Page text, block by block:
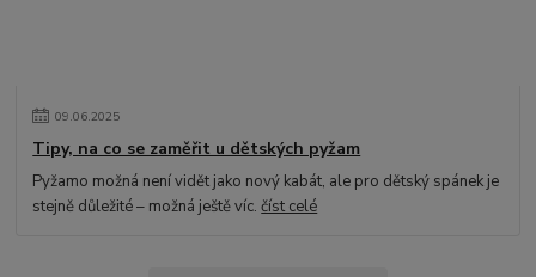
09.06.2025
Tipy, na co se zaměřit u dětských pyžam
Pyžamo možná není vidět jako nový kabát, ale pro dětský spánek je
stejně důležité – možná ještě víc.číst celé